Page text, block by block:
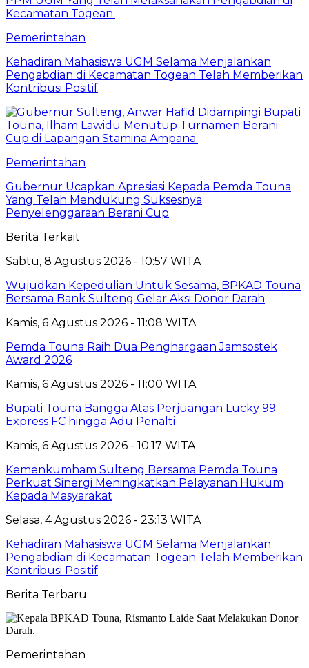
Pemerintahan
Kehadiran Mahasiswa UGM Selama Menjalankan
Pengabdian di Kecamatan Togean Telah Memberikan
Kontribusi Positif
Pemerintahan
Gubernur Ucapkan Apresiasi Kepada Pemda Touna
Yang Telah Mendukung Suksesnya
Penyelenggaraan Berani Cup
Berita Terkait
Sabtu, 8 Agustus 2026 - 10:57 WITA
Wujudkan Kepedulian Untuk Sesama, BPKAD Touna
Bersama Bank Sulteng Gelar Aksi Donor Darah
Kamis, 6 Agustus 2026 - 11:08 WITA
Pemda Touna Raih Dua Penghargaan Jamsostek
Award 2026
Kamis, 6 Agustus 2026 - 11:00 WITA
Bupati Touna Bangga Atas Perjuangan Lucky 99
Express FC hingga Adu Penalti
Kamis, 6 Agustus 2026 - 10:17 WITA
Kemenkumham Sulteng Bersama Pemda Touna
Perkuat Sinergi Meningkatkan Pelayanan Hukum
Kepada Masyarakat
Selasa, 4 Agustus 2026 - 23:13 WITA
Kehadiran Mahasiswa UGM Selama Menjalankan
Pengabdian di Kecamatan Togean Telah Memberikan
Kontribusi Positif
Berita Terbaru
Pemerintahan